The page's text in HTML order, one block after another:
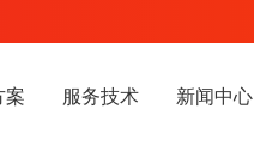
案 服务技术 新闻中心